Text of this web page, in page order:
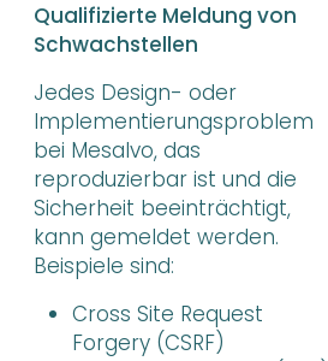
Qualifizierte Meldung von
Schwachstellen
Jedes Design- oder
Implementierungsproblem
bei Mesalvo, das
reproduzierbar ist und die
Sicherheit beeinträchtigt,
kann gemeldet werden.
Beispiele sind:
Cross Site Request
Forgery (CSRF)